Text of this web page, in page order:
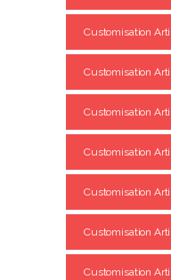
Customisation
Customisation
Customisation
Customisation
Customisation
Customisation
Customisation